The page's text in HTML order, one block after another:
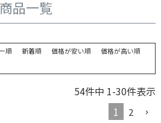
商品一覧
順 新着順 価格が安い順 価格が高い順
54件中 1-30件表示
1
2